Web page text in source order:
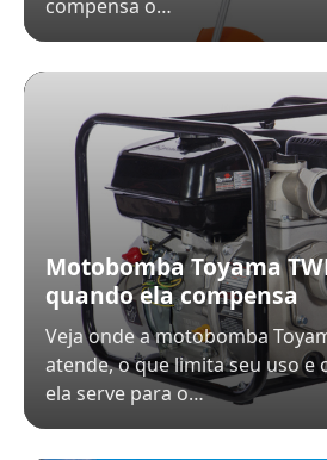
compensa o…
Motobomba Toyama
quando ela compensa
Veja onde a motobomba
atende, o que limita seu uso e
ela serve para o…